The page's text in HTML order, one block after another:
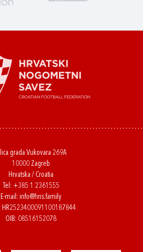
grada Vukovara 269A
10000 Zagreb
Hrvatska / Croatia
Tel: +385 1 2361555
E-mail: info@hns.family
HR2523400091100187844
OIB: 08516152078